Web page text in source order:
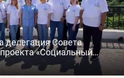
делегация Совета
«Социальный